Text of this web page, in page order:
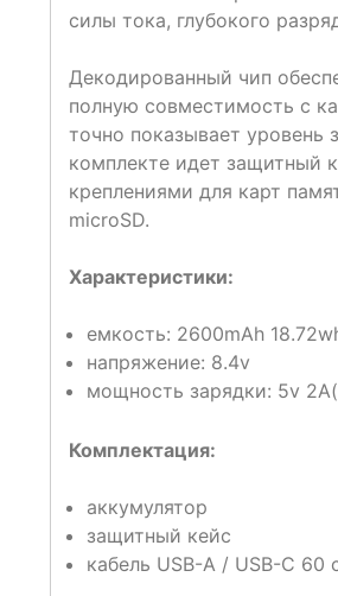
силы тока, глубокого
Декодированный чип
полную совместимость с
точно показывает уровень
комплекте идет защитный
креплениями для карт
microSD.
Характеристики:
емкость: 2600mAh
напряжение: 8.4v
мощность зарядки: 5v
Комплектация:
аккумулятор
защитный кейс
кабель USB-A / USB-C 60